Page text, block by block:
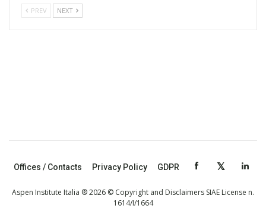
PREV NEXT
Offices / Contacts Privacy Policy GDPR
Aspen Institute Italia ® 2026 © Copyright and Disclaimers SIAE License n.
1614/I/1664